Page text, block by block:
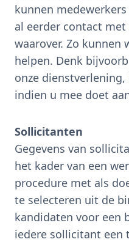
kunnen
al eerder contact met
waarover. Zo kunnen
helpen. Denk
onze
indien u mee doet
Sollicitanten
Gegevens van
het kader van een
procedure met als
te selecteren uit de
kandidaten voor een
iedere sollicitant een